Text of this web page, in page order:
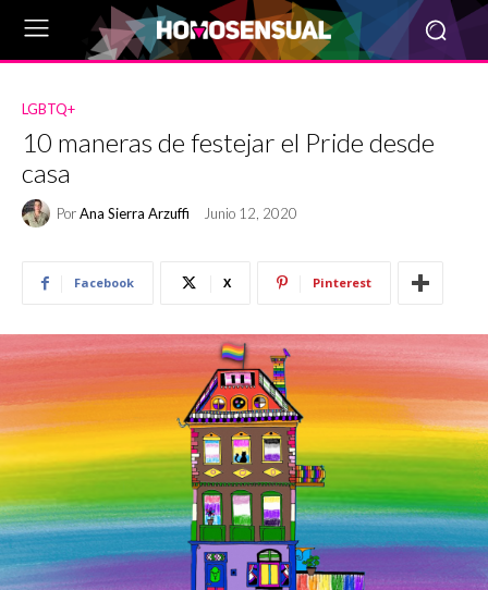
LGBTQ+
10 maneras de festejar el Pride desde
casa
PorAna Sierra Arzuffi Junio 12, 2020
Facebook X Pinterest